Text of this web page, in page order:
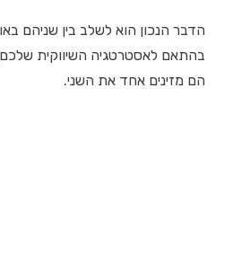
הדבר הנכון הוא לשלב בין שניהם
בהתאם לאסטרטגיה השיווקית שלכם,
הם מזינים אחד את השני.